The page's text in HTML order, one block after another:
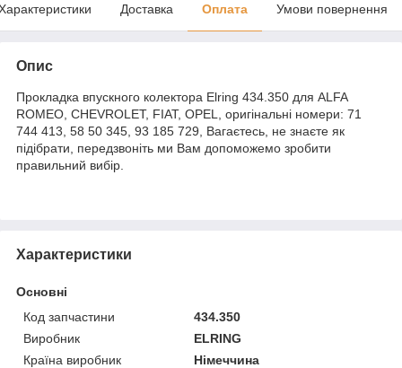
Доставка Оплата Умови повернення
Опис
Прокладка впускного колектора Elring 434.350 для ALFA
ROMEO, CHEVROLET, FIAT, OPEL, оригінальні номери: 71
744 413, 58 50 345, 93 185 729, Вагаєтесь, не знаєте як
підібрати, передзвоніть ми Вам допоможемо зробити
правильний вибір.
Характеристики
Основні
Код запчастини
434.350
Виробник
ELRING
Країна виробник
Німеччина